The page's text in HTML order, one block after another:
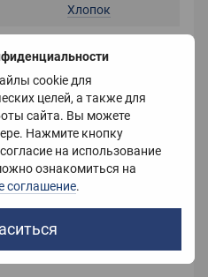
cookie для
целей, а также для
сайта. Вы можете
Нажмите кнопку
на использование
ознакомиться на
соглашение.
Хлопок
Серый
2000 г
Китай